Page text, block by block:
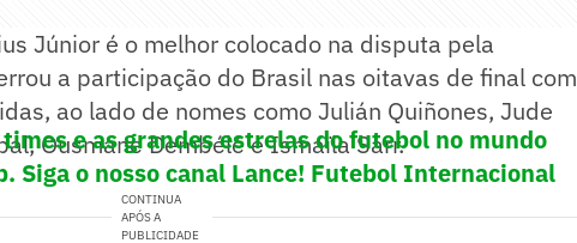
Júnior é o melhor colocado na disputa pela
a participação do Brasil nas oitavas de final com
ao lado de nomes como Julián Quiñones, Jude
Ousmane Dembélé e Ismaïla Sarr.
e as grandes estrelas do futebol no mundo
Siga o nosso canal Lance! Futebol Internacional
CONTINUA
APÓS A
PUBLICIDADE